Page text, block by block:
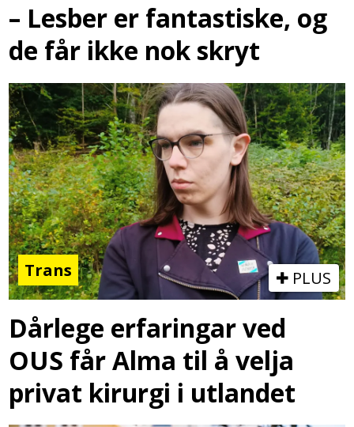
– Lesber er fantastiske, og
de får ikke nok skryt
Trans PLUS
Dårlege erfaringar ved
OUS får Alma til å velja
privat kirurgi i utlandet